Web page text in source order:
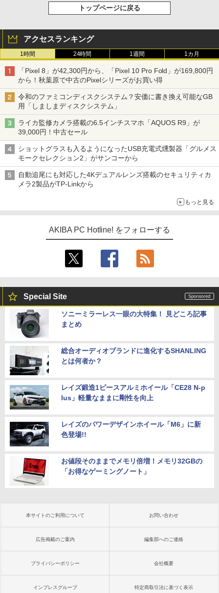
トップページに戻る
アクセスランキング
1時間 24時間 1週間 1カ月
「Pixel 8」が42,300円から、「Pixel 10 Pro Fold」が169,800円
から！秋葉原で中古のPixelシリーズがお買い得
令和のファミコンディスクシステム？安価に書き換え可能なGB
用「しましまディスクシステム」
ライカ監修カメラ搭載の6.5インチスマホ「AQUOS R9」が
39,000円！中古セール
ショットグラスも入るようになったUSB充電式燻製器「グルメス
モークセレクション2」がサンコーから
自動追尾にも対応した4Kデュアルレンズ搭載のセキュリティカ
メラ2製品がTP-Linkから
もっと見る
AKIBA PC Hotline! をフォローする
Special Site
ソニーミラーレス一眼の大特集！ 見どころ記事
まとめ
総合オーディオブランドに進化するSHANLING
とは何者か？
レイズ鍛造1ピースアルミホイール「CE28 N-p
lus」軽量なままに剛性を向上
レイズのパワーデザインホイール「M6」に新
色登場!!
お値段そのままでメモリ倍増！メモリ32GBの
「お得なゲーミングノート」
本サイトのご利用について お問い合わせ
広告掲載のご案内 編集部へのご連絡
プライバシーポリシー 会社概要
インプレスグループ 特定商取引法に基づく表示